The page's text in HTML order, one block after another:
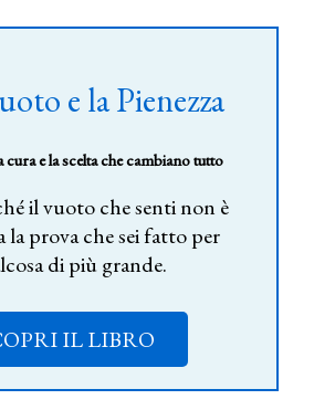
e la Pienezza
e la scelta che cambiano tutto
il vuoto che senti non è
la prova che sei fatto per
di più grande.
IL LIBRO